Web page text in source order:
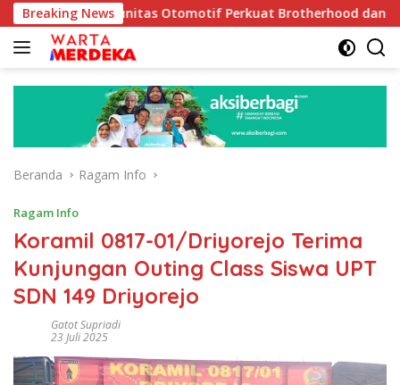
Langsung
ke
konten
Breaking NewsOtomotif Perkuat Brotherhood dan Persatuan
Beranda Ragam Info
Ragam Info
Koramil 0817-01/Driyorejo Terima
Kunjungan Outing Class Siswa UPT
SDN 149 Driyorejo
Gatot Supriadi
23 Juli 2025